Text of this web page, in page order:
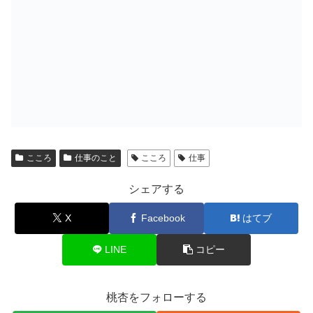
こころ 仕事のこと こころ 仕事
シェアする
X Facebook はてブ
LINE コピー
桃杏をフォローする